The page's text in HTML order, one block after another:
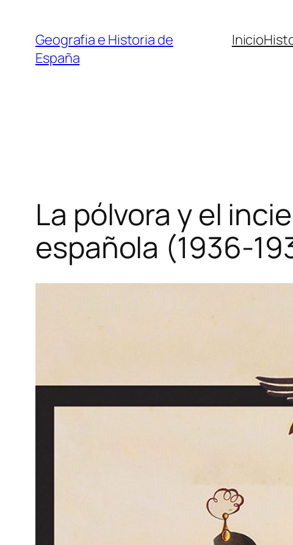
contenido
Geografia e Historia de
España
Inicio
La pólvora y el
española (1936-